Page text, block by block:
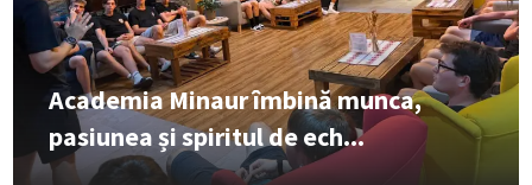
Academia Minaur îmbină munca,
pasiunea și spiritul de ech...